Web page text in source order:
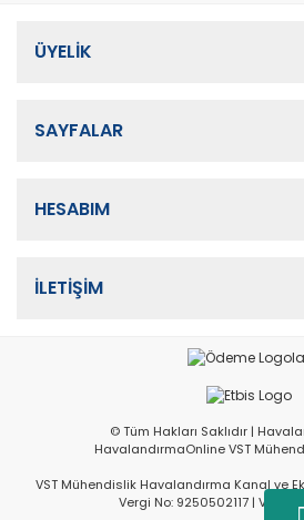
ÜYELİK
SAYFALAR
HESABIM
İLETİŞİM
© Tüm Hakları Saklıdır |
HavalandırmaOnline VST
VST Mühendislik Havalandırma Kanal ve
Vergi No: 9250502117 | Vergi